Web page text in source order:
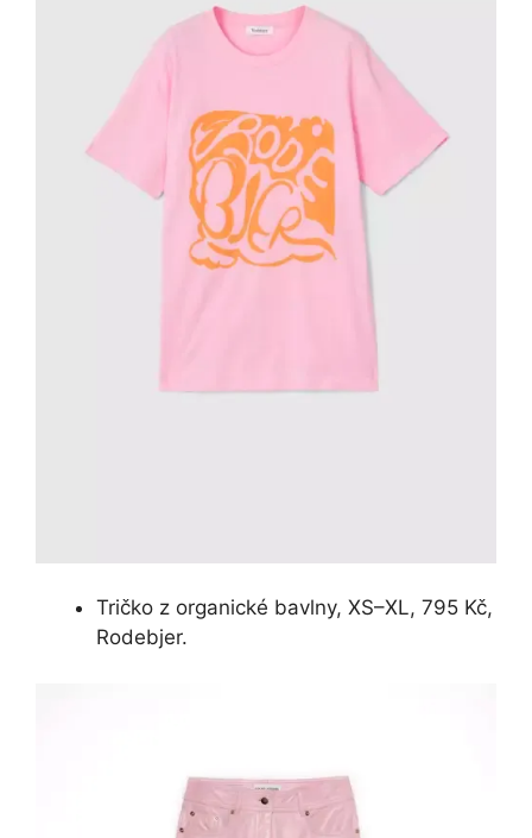
Tričko z organické bavlny, XS–XL, 795 Kč,
Rodebjer.